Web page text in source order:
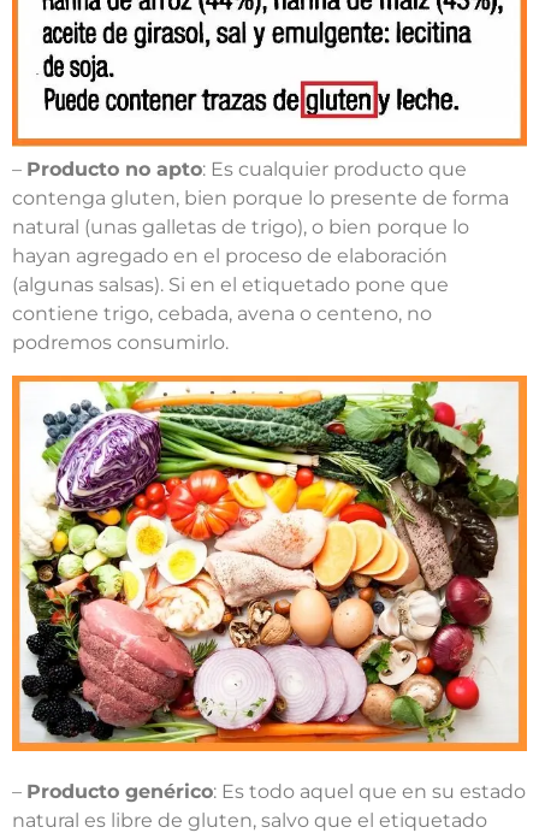
– Producto no apto: Es cualquier producto que
contenga gluten, bien porque lo presente de forma
natural (unas galletas de trigo), o bien porque lo
hayan agregado en el proceso de elaboración
(algunas salsas). Si en el etiquetado pone que
contiene trigo, cebada, avena o centeno, no
podremos consumirlo.
– Producto genérico: Es todo aquel que en su estado
natural es libre de gluten, salvo que el etiquetado